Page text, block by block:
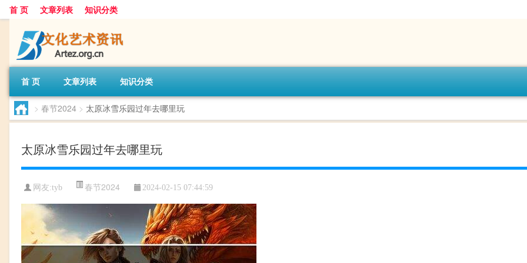
首 页 文章列表 知识分类
首 页 文章列表 知识分类
> 春节2024 > 太原冰雪乐园过年去哪里玩
太原冰雪乐园过年去哪里玩
网友:tyb 春节2024 2024-02-15 07:44:59